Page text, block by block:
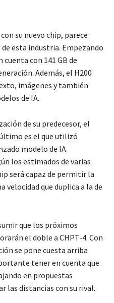
su nuevo chip, parece
esta industria. Empezando
cuenta con 141 GB de
Además, el H200
imágenes y también
de IA.
de su predecesor, el
es el que utilizó
modelo de IA
los estimados de varias
será capaz de permitir la
velocidad que duplica a la de
que los próximos
el doble a CHPT-4. Con
se pone cuesta arriba
tener en cuenta que
en propuestas
las distancias con su rival.